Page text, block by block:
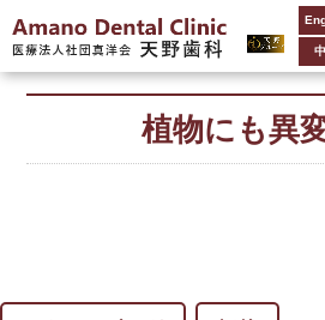
植物にも異